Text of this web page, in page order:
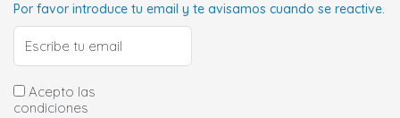
Por favor introduce tu email y te avisamos cuando se reactive.
Acepto las
condiciones